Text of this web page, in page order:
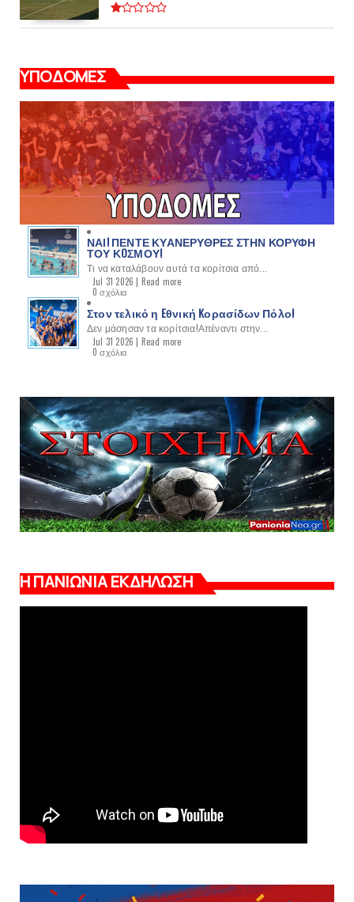
ΥΠΟΔΟΜΕΣ
ΝΑΙ! ΠΕΝΤΕ ΚΥΑΝΕΡΥΘΡΕΣ ΣΤΗΝ ΚΟΡΥΦΗ
ΤΟΥ ΚOΣΜΟΥ!
Τι να καταλάβουν αυτά τα κορίτσια από...
Jul 31 2026 | Read more
0 σχόλια
Στον τελικό η Eθνική Kορασίδων Πόλο!
Δεν μάσησαν τα κορίτσια!Απέναντι στην...
Jul 31 2026 | Read more
0 σχόλια
Η ΠΑΝΙΩΝΙΑ ΕΚΔΗΛΩΣΗ